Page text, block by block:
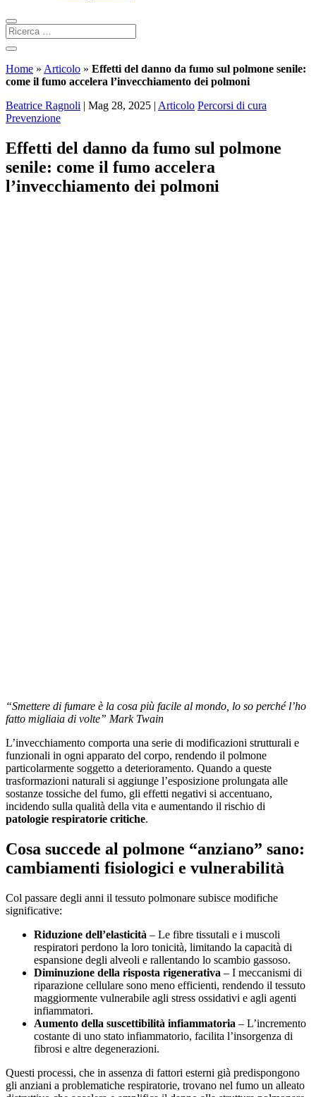
Home » Articolo » Effetti del danno da fumo sul polmone senile:
come il fumo accelera l’invecchiamento dei polmoni
Beatrice Ragnoli | Mag 28, 2025 | Articolo Percorsi di cura
Prevenzione
Effetti del danno da fumo sul polmone
senile: come il fumo accelera
l’invecchiamento dei polmoni
“Smettere di fumare è la cosa più facile al mondo, lo so perché l’ho
fatto migliaia di volte” Mark Twain
L’invecchiamento comporta una serie di modificazioni strutturali e
funzionali in ogni apparato del corpo, rendendo il polmone
particolarmente soggetto a deterioramento. Quando a queste
trasformazioni naturali si aggiunge l’esposizione prolungata alle
sostanze tossiche del fumo, gli effetti negativi si accentuano,
incidendo sulla qualità della vita e aumentando il rischio di
patologie respiratorie critiche.
Cosa succede al polmone “anziano” sano:
cambiamenti fisiologici e vulnerabilità
Col passare degli anni il tessuto polmonare subisce modifiche
significative:
Riduzione dell’elasticità – Le fibre tissutali e i muscoli
respiratori perdono la loro tonicità, limitando la capacità di
espansione degli alveoli e rallentando lo scambio gassoso.
Diminuzione della risposta rigenerativa – I meccanismi di
riparazione cellulare sono meno efficienti, rendendo il tessuto
maggiormente vulnerabile agli stress ossidativi e agli agenti
infiammatori.
Aumento della suscettibilità infiammatoria – L’incremento
costante di uno stato infiammatorio, facilita l’insorgenza di
fibrosi e altre degenerazioni.
Questi processi, che in assenza di fattori esterni già predispongono
gli anziani a problematiche respiratorie, trovano nel fumo un alleato